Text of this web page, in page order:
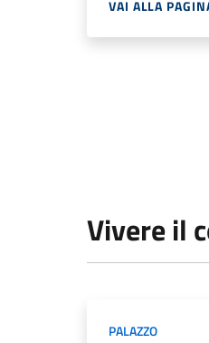
VAI ALLA
Vivere il
PALAZZO